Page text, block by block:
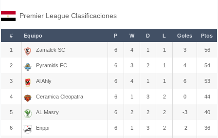
Premier League Clasificaciones
# Equipo P W D L Goles Ptos
1 Zamalek SC 6 4 1 1 3 56
2 Pyramids FC 6 3 2 1 4 54
3 Al Ahly 6 4 1 1 6 53
4 Ceramica Cleopatra 6 1 3 2 0 44
5 AL Masry 6 2 2 2 -3 40
6 Enppi 6 1 3 2 -2 36